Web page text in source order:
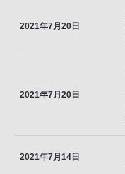
2021年7月20日
2021年7月20日
2021年7月14日